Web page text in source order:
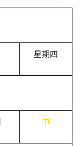
星期四
申